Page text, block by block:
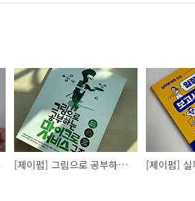
[제이펍] 그림으로 공부하는 마이크로 서비스 구조